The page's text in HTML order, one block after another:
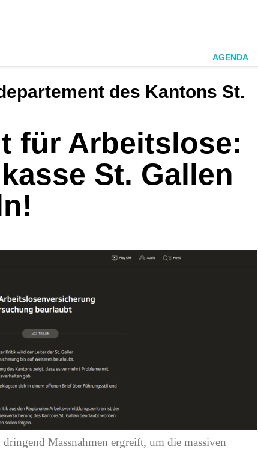
AGENDA
des Kantons St.
für Arbeitslose:
St. Gallen
Massnahmen ergreift, um die massiven